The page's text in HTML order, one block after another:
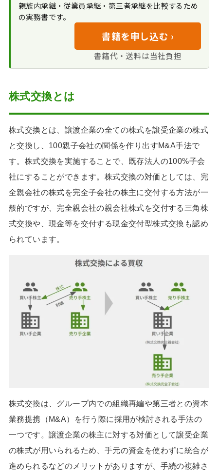
5 債権者保護手続
6 事後開示書類の作
親族内承継・従業員承継・第三者承継を比較するため
の実務書です。
書籍を申し込む ›
書籍代・送料は当社負担
株式交換とは
株式交換とは、譲渡企業の全ての株式を譲受企業の株式
と交換し、100親子会社の関係を作り出すM&A手法で
す。株式交換を実施することで、既存法人の100%子会
社にすることができます。株式交換の対価としては、完
全親会社の株式を完全子会社の株主に交付する方法が一
般的ですが、完全親会社の親会社株式を交付する三角株
式交換や、現金等を交付する現金交付型株式交換も認め
られています。
株式交換は、グループ内での組織再編や第三者との資本
業務提携（M&A）を行う際に採用が検討される手法の
一つです。譲渡企業の株主に対する対価として譲受企業
の株式が用いられるため、手元の資金を使わずに統合が
進められるなどのメリットがありますが、手続の複雑さ